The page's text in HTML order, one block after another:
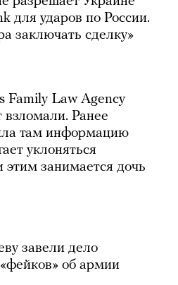
для ударов по России.
заключать сделку»
Law Agency
взломали. Ранее
там информацию
уклоняться
занимается дочь
завели дело
об армии